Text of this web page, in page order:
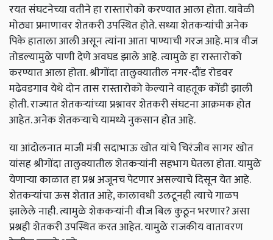
रयत संघटनेच्या वतीने हा रास्तारोको करण्यात आला होता. यावेळी
मोठ्या प्रमाणावर शेतकरी उपस्थित होते. सध्या शेतकऱ्यांची अनेक
पिके हाताला आली असून त्यांना आता पाण्याची गरज आहे. मात्र वीज
तोडल्यामुळे पाणी देणे अवघड झाले आहे. त्यामुळे हा रास्तारोको
करण्यात आला होता. श्रीगोंदा तालुक्यातील नगर-दौंड रोडवर
मढेवडगाव येथे दोन तास रास्तारोको केल्याने वाहतूक कोंडी झाली
होती. राज्यात शेतकऱ्यांच्या प्रश्नावर शेतकरी संघटना आक्रमक होत
आहेत. अनेक शेतकऱ्याचे यामध्ये नुकसान होत आहे.
या आंदोलनात माजी मंत्री सदाभाऊ खोत यांचे चिरंजीव सागर खोत
यांसह श्रीगोंदा तालुक्यातील शेतकऱ्यांनी सहभाग घेतला होता. यामुळे
येणाऱ्या काळात हा प्रश्न अजूनच पेटणार असल्याचे दिसून येत आहे.
शेतकऱ्यांचा ऊस शेतात आहे, कालावधी उलटूनही त्याचे गाळप
झालेले नाही. त्यामुळे शेककऱ्यांनी वीज बिल कुठून भरणार? असा
प्रश्नही शेतकरी उपस्थित करत आहेत. यामुळे राजकीय वातावरण